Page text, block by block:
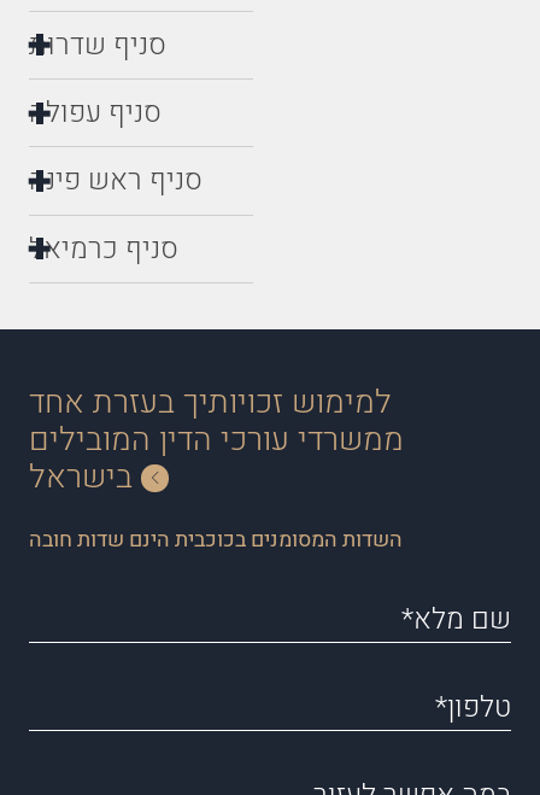
סניף שדרות
סניף עפולה
סניף ראש פינה
סניף כרמיאל
למימוש זכויותיך בעזרת אחד
ממשרדי עורכי הדין המובילים
בישראל
השדות המסומנים בכוכבית הינם שדות חובה